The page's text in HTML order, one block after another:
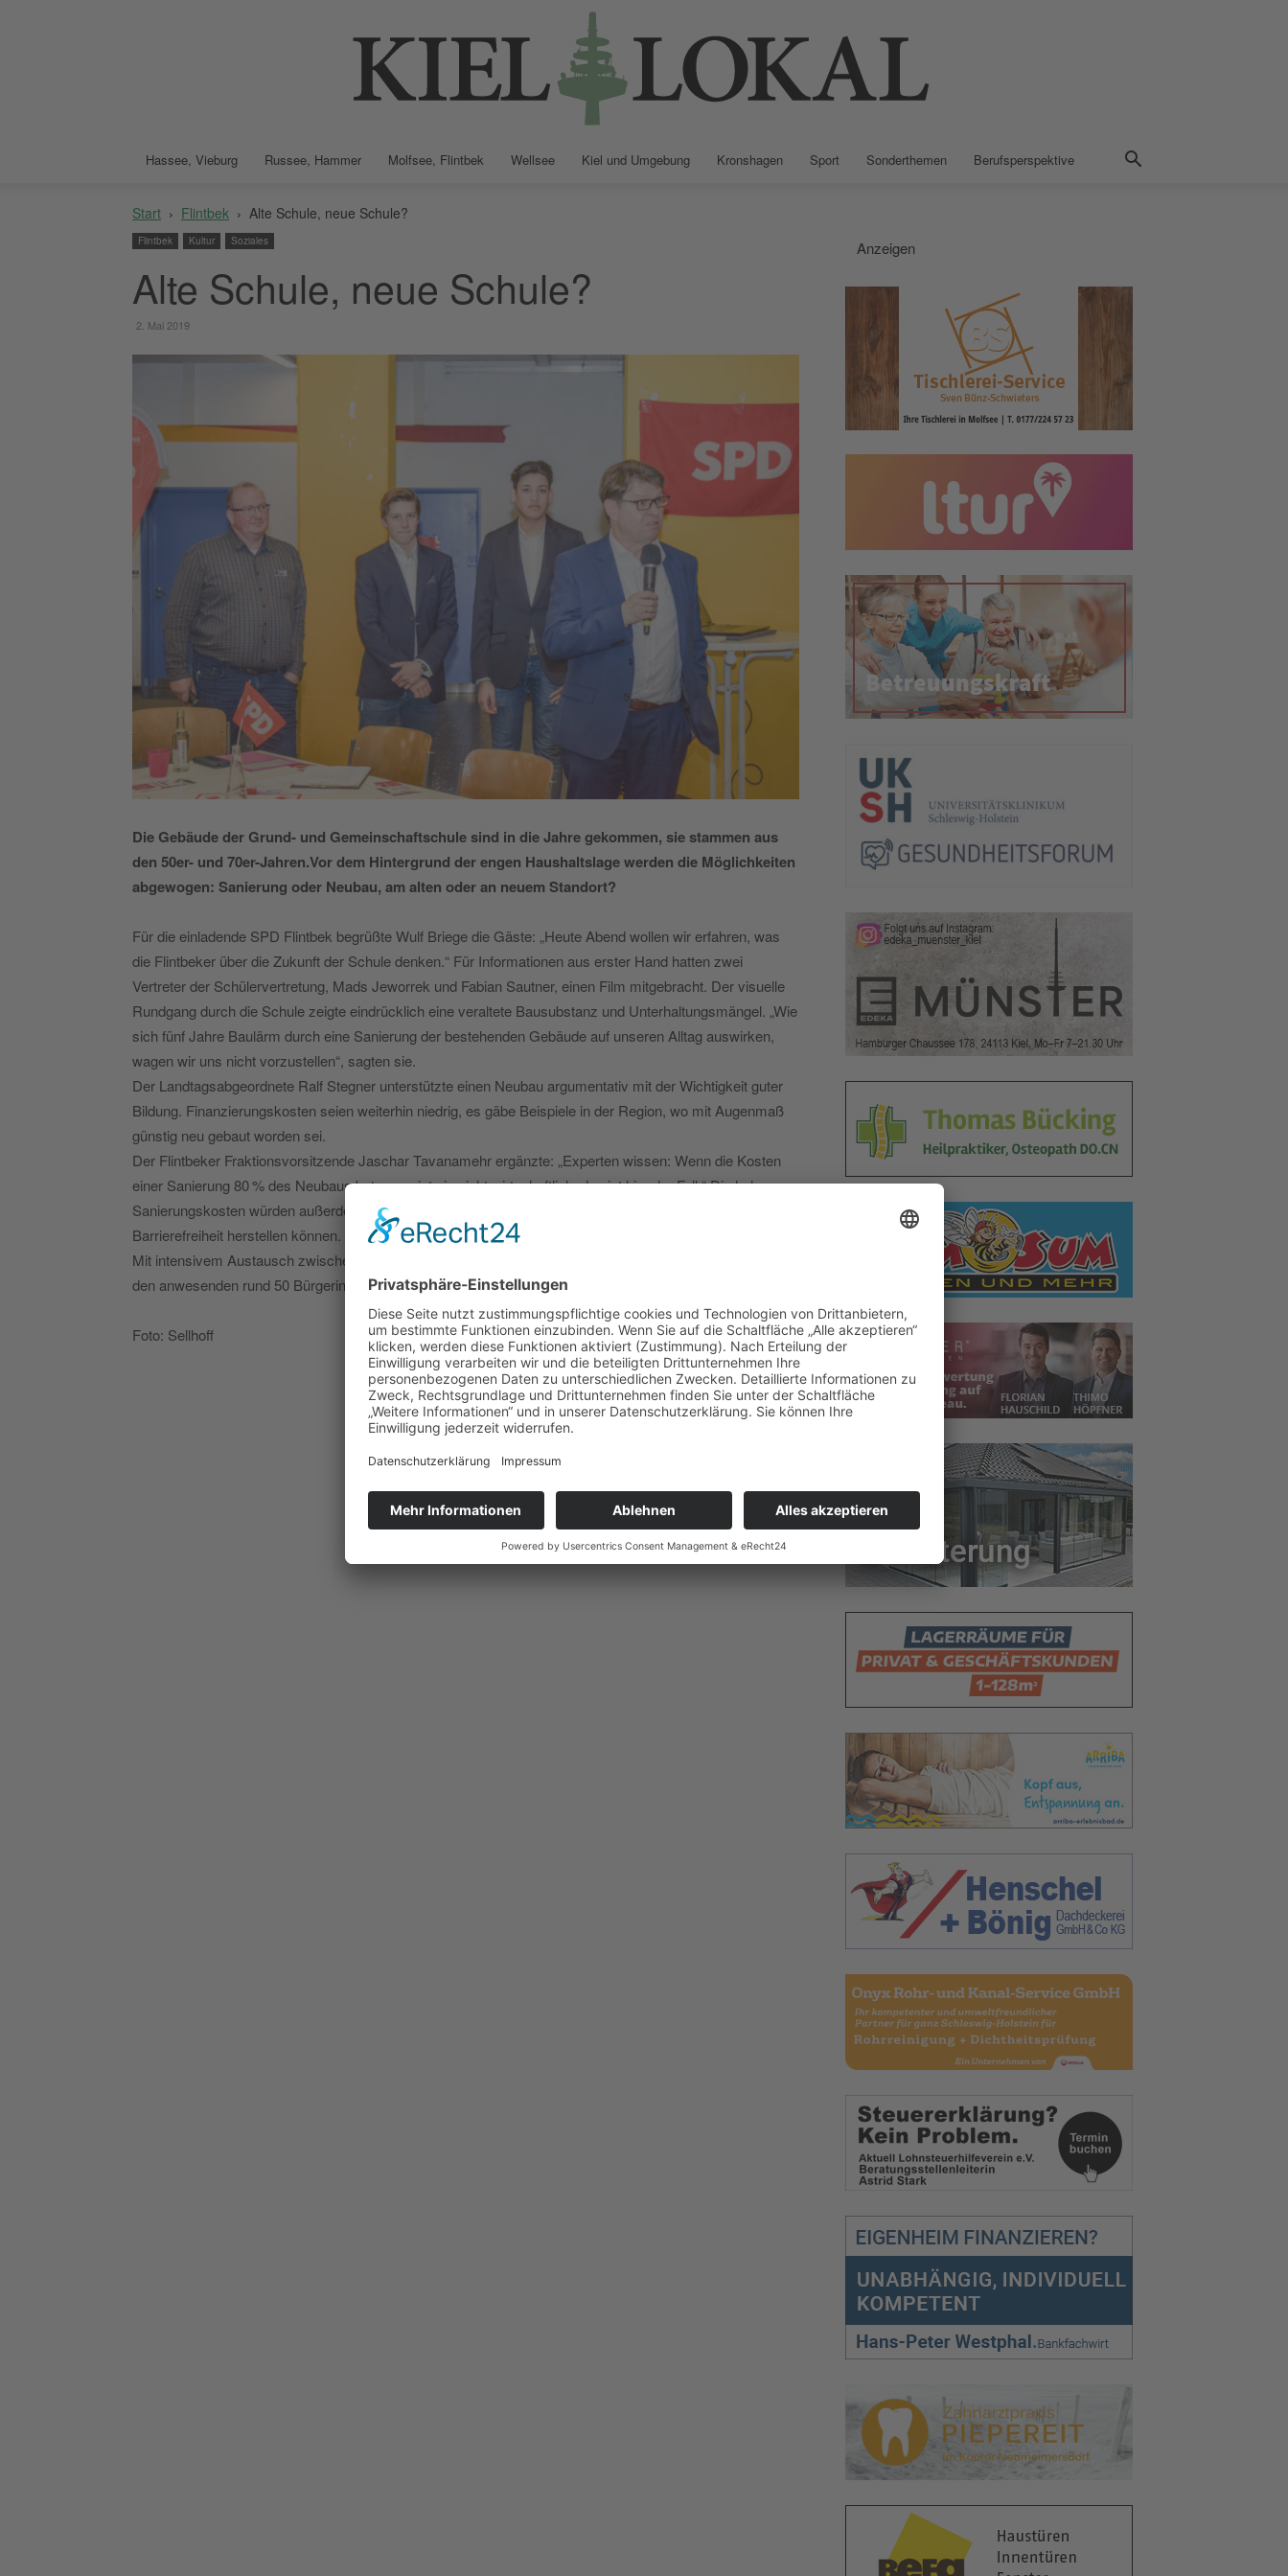
Hassee, Vieburg Russee, Hammer Molfsee, Flintbek Wellsee Kiel und Umgebung Kronshagen Sport Sonderthemen Berufsperspektive
Start Flintbek Alte Schule, neue Schule?
Flintbek Kultur Soziales
Alte Schule, neue Schule?
2. Mai 2019
Die Gebäude der Grund- und Gemeinschaftschule sind in die Jahre gekommen, sie stammen aus
den 50er- und 70er-Jahren.Vor dem Hintergrund der engen Haushaltslage werden die Möglichkeiten
abgewogen: Sanierung oder Neubau, am alten oder an neuem Standort?
Für die einladende SPD Flintbek begrüßte Wulf Briege die Gäste: „Heute Abend wollen wir erfahren, was
die Flintbeker über die Zukunft der Schule denken.“ Für Informationen aus erster Hand hatten zwei
Vertreter der Schülervertretung, Mads Jeworrek und Fabian Sautner, einen Film mitgebracht. Der visuelle
Rundgang durch die Schule zeigte eindrücklich eine veraltete Bausubstanz und Unterhaltungsmängel. „Wie
sich fünf Jahre Baulärm durch eine Sanierung der bestehenden Gebäude auf unseren Alltag auswirken,
wagen wir uns nicht vorzustellen“, sagten sie.
Der Landtagsabgeordnete Ralf Stegner unterstützte einen Neubau argumentativ mit der Wichtigkeit guter
Bildung. Finanzierungskosten seien weiterhin niedrig, es gäbe Beispiele in der Region, wo mit Augenmaß
günstig neu gebaut worden sei.
Der Flintbeker Fraktionsvorsitzende Jaschar Tavanamehr ergänzte: „Experten wissen: Wenn die Kosten
einer Sanierung 80 % des Neubaus betragen, ist sie nicht wirtschaftlich, das ist hier der Fall.“ Die hohen
Sanierungskosten würden außerdem weder Kapazitätsprobleme lösen noch am aktuellen Standort
Barrierefreiheit herstellen können. Von Modernität der gesamten Infrastruktur ganz zu schweigen.
Mit intensivem Austausch zwischen Ralf Stegner, Flintbeker SPD-Mitgliedern, den Schülervertretern und
den anwesenden rund 50 Bürgerinnen und Bürgern ging der Abend zu Ende. MS
Foto: Sellhoff
Anzeigen